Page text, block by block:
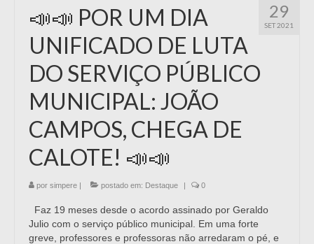
29
SET 2021
📣📣 POR UM DIA
UNIFICADO DE LUTA
DO SERVIÇO PÚBLICO
MUNICIPAL: JOÃO
CAMPOS, CHEGA DE
CALOTE! 📣📣
por simpere | postado em: Destaque | 0
Faz 19 meses desde o acordo assinado por Geraldo
Julio com o serviço público municipal. Em uma forte
greve, professores e professoras não arredaram o pé, e